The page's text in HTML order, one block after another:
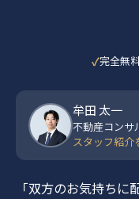
完全無
牟田 太一
不動産コンサ
スタッフ紹
「双方のお気持ち